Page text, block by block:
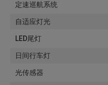
定速巡航系统
自适应灯光
LED尾灯
日间行车灯
光传感器